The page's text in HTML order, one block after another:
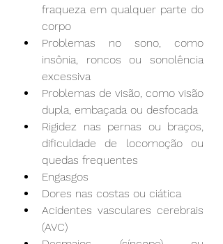
fraqueza em qualquer parte do
corpo
Problemas no sono, como
insônia, roncos ou sonolência
excessiva
Problemas de visão, como visão
dupla, embaçada ou desfocada
Rigidez nas pernas ou braços,
dificuldade de locomoção ou
quedas frequentes
Engasgos
Dores nas costas ou ciática
Acidentes vasculares cerebrais
(AVC)